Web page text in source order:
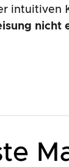
intuitiven
nicht